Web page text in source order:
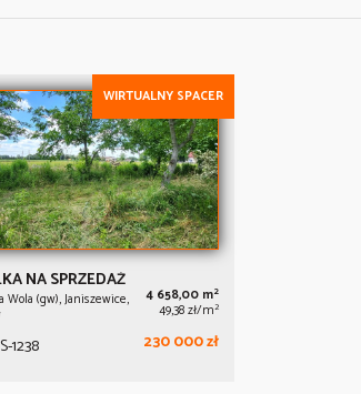
WIRTUALNY SPACER
NA SPRZEDAŻ
Wola (gw), Janiszewice, 4 658,00 m2
49,38 zł/m2
1238 230 000 zł